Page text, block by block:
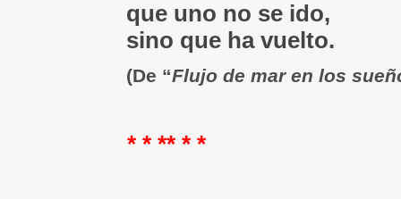
que uno no se ido,
sino que ha vuelto.
(De “Flujo de mar en los
* * ** * *